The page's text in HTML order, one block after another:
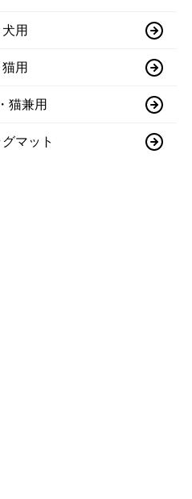
犬用
猫用
猫兼用
マット